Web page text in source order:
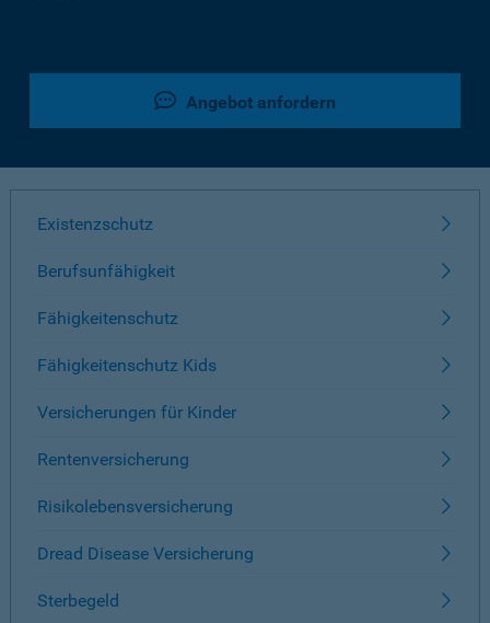
Angebot anfordern
Existenzschutz
Berufsunfähigkeit
Fähigkeitenschutz
Fähigkeitenschutz Kids
Versicherungen für Kinder
Rentenversicherung
Risikolebensversicherung
Dread Disease Versicherung
Sterbegeld